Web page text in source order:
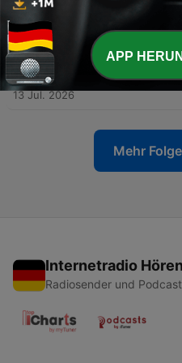
20 Jul. 2026
125 - #116 Tödliche
Ramin
13 Jul. 2026
Mehr
Internetradio Hören
Radiosender und
APP